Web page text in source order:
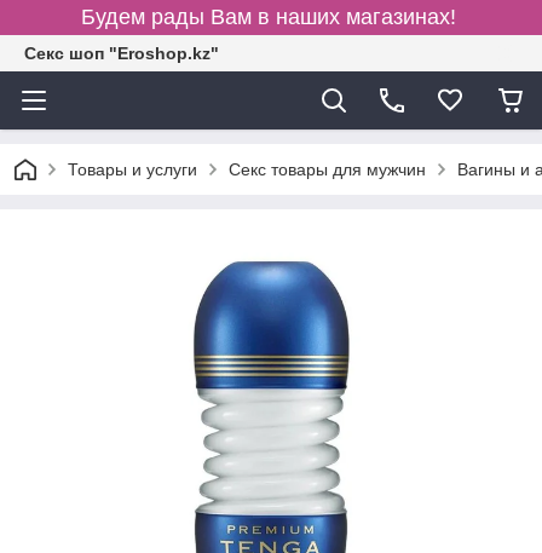
Будем рады Вам в наших магазинах!
Секс шоп "Eroshop.kz"
Товары и услуги Секс товары для мужчин Вагины и